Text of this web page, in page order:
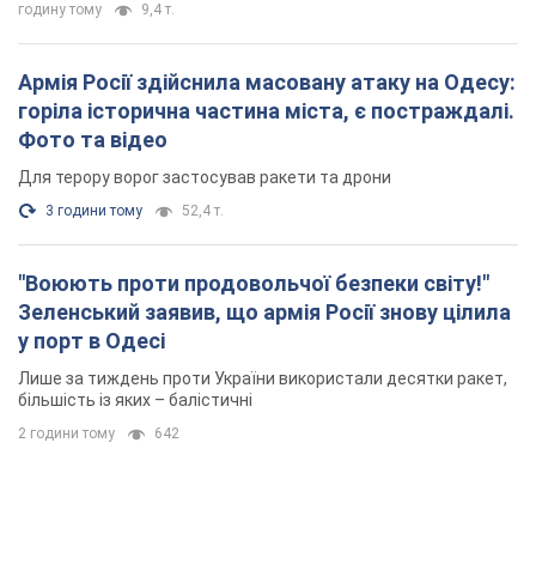
годину тому 9,4 т.
Армія Росії здійснила масовану атаку на Одесу:
горіла історична частина міста, є постраждалі.
Фото та відео
Для терору ворог застосував ракети та дрони
3 години тому 52,4 т.
"Воюють проти продовольчої безпеки світу!"
Зеленський заявив, що армія Росії знову цілила
у порт в Одесі
Лише за тиждень проти України використали десятки ракет,
більшість із яких – балістичні
2 години тому 642